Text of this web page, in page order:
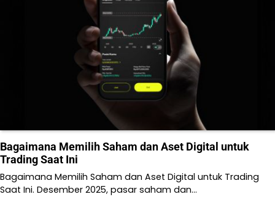
Bagaimana Memilih Saham dan Aset Digital untuk
Trading Saat Ini
Bagaimana Memilih Saham dan Aset Digital untuk Trading
Saat Ini. Desember 2025, pasar saham dan…